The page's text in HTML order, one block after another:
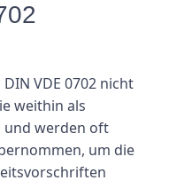
VDE 0702 nicht
weithin als
und werden oft
um die